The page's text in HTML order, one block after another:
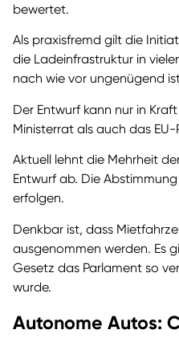
bewertet.
Als praxisfremd gilt die
die Ladeinfrastruktur in
nach wie vor ungenügend
Der Entwurf kann nur in
Ministerrat als auch das
Aktuell lehnt die Mehrheit
Entwurf ab. Die
erfolgen.
Denkbar ist, dass
ausgenommen werden. Es
Gesetz das Parlament so
wurde.
Autonome Autos: